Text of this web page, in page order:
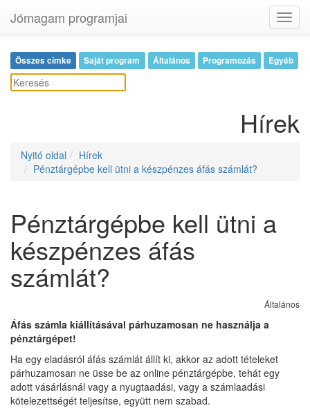
Jómagam programjai
Összes címke Saját program Általános Programozás Egyéb
Hírek
Nyitó oldal
Hírek
Pénztárgépbe kell ütni a készpénzes áfás számlát?
Pénztárgépbe kell ütni a
készpénzes áfás
számlát?
Általános
Áfás számla kiállításával párhuzamosan ne használja a
pénztárgépet!
Ha egy eladásról áfás számlát állít ki, akkor az adott tételeket
párhuzamosan ne üsse be az online pénztárgépbe, tehát egy
adott vásárlásnál vagy a nyugtaadási, vagy a számlaadási
kötelezettségét teljesítse, együtt nem szabad.